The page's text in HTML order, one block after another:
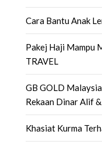
Cara Bantu Anak
Pakej Haji Mampu
TRAVEL
GB GOLD
Rekaan Dinar Alif
Khasiat Kurma